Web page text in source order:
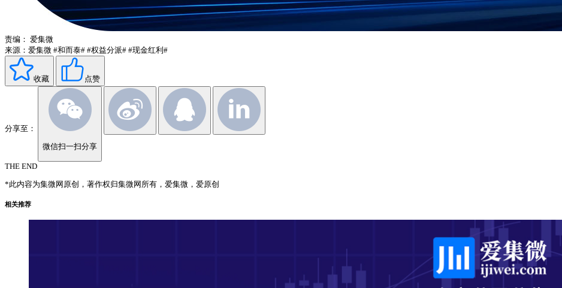
责编： 爱集微
来源：爱集微 #和而泰# #权益分派# #现金红利#
收藏 点赞
分享至：
微信扫一扫分享
THE END
*此内容为集微网原创，著作权归集微网所有，爱集微，爱原创
相关推荐